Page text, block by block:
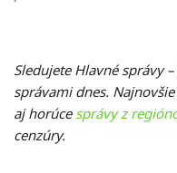
Sledujete Hlavné správy –
správami dnes.
aj horúce správy z
cenzúry.